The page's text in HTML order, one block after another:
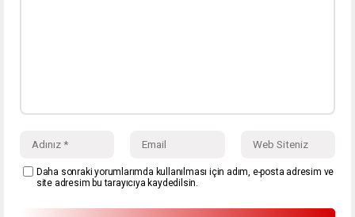
Daha sonraki yorumlarımda kullanılması için adım, e-posta adresim ve
site adresim bu tarayıcıya kaydedilsin.